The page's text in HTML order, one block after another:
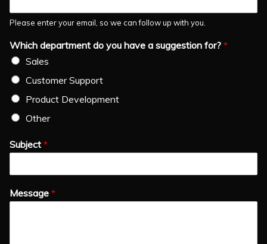
Please enter your email, so we can follow up with you.
Which department do you have a suggestion for? *
Sales
Customer Support
Product Development
Other
Subject *
Message *